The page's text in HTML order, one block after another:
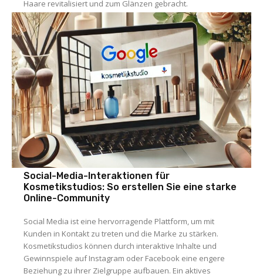
Haare revitalisiert und zum Glänzen gebracht.
Social-Media-Interaktionen für
Kosmetikstudios: So erstellen Sie eine starke
Online-Community
Social Media ist eine hervorragende Plattform, um mit
Kunden in Kontakt zu treten und die Marke zu stärken.
Kosmetikstudios können durch interaktive Inhalte und
Gewinnspiele auf Instagram oder Facebook eine engere
Beziehung zu ihrer Zielgruppe aufbauen. Ein aktives